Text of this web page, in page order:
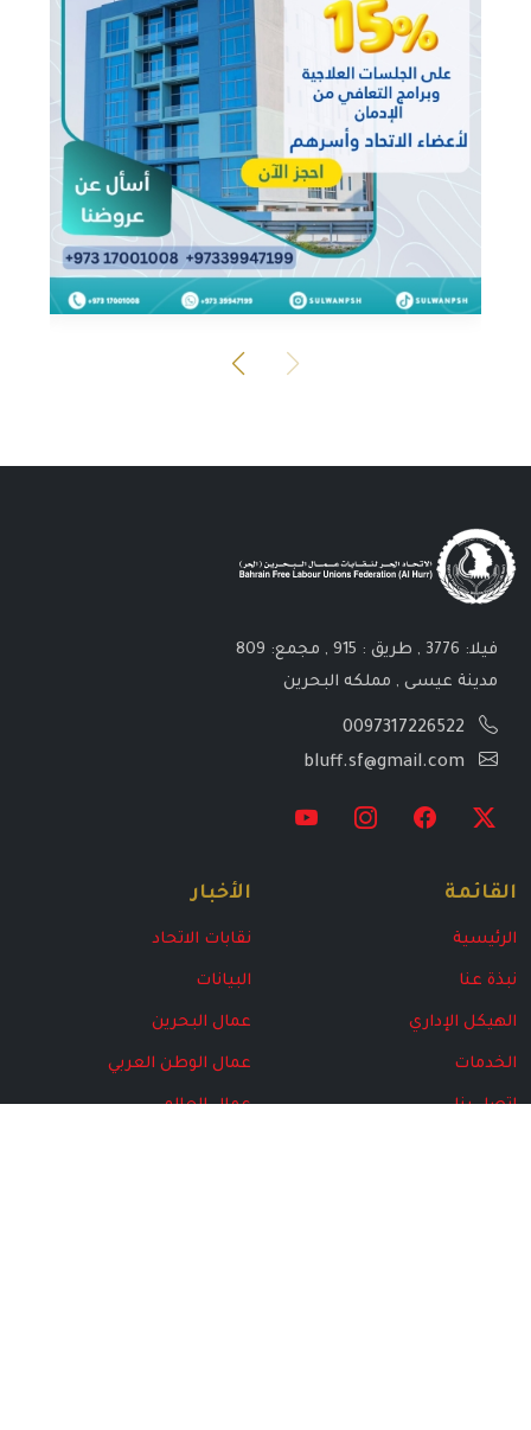
فيلا: 3776 , طريق : 915 , مجمع: 809
مدينة عيسى , مملكه البحرين
0097317226522
bluff.sf@gmail.com
القائمة
الرئيسية
نبذة عنا
الهيكل الإداري
الخدمات
اتصل بنا
الأخبار
نقابات الاتحاد
البيانات
عمال البحرين
عمال الوطن العربي
عمال العالم